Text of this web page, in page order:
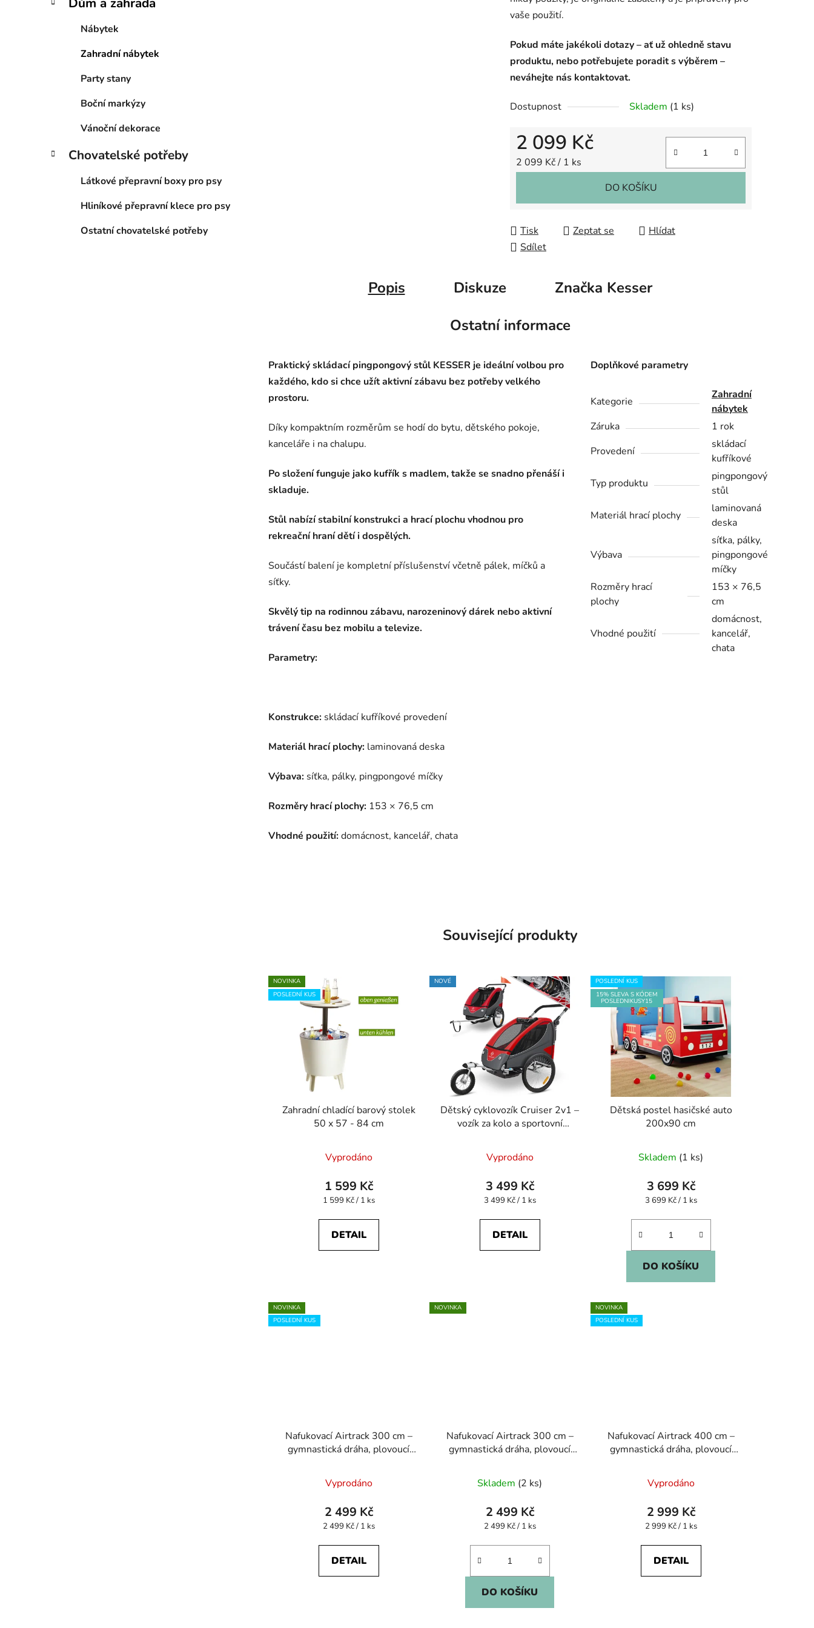
Nábytek
Zahradní nábytek
Party stany
Boční markýzy
Vánoční dekorace
Chovatelské potřeby
Látkové přepravní boxy pro psy
Hliníkové přepravní klece pro psy
Ostatní chovatelské potřeby
vaše použití.
Pokud máte jakékoli dotazy – ať už ohledně stavu
produktu, nebo potřebujete poradit s výběrem –
neváhejte nás kontaktovat.
Dostupnost Skladem (1 ks)
2 099 Kč
Měrná cena:
2 099 Kč / 1 ks
DO KOŠÍKU
Tisk Zeptat se
Hlídat
Sdílet
Popis Diskuze Značka Kesser
Ostatní informace
Praktický skládací pingpongový stůl KESSER je ideální volbou pro
každého, kdo si chce užít aktivní zábavu bez potřeby velkého
prostoru.
Díky kompaktním rozměrům se hodí do bytu, dětského pokoje,
kanceláře i na chalupu.
Po složení funguje jako kufřík s madlem, takže se snadno přenáší i
skladuje.
Stůl nabízí stabilní konstrukci a hrací plochu vhodnou pro
rekreační hraní dětí i dospělých.
Součástí balení je kompletní příslušenství včetně pálek, míčků a
síťky.
Skvělý tip na rodinnou zábavu, narozeninový dárek nebo aktivní
trávení času bez mobilu a televize.
Parametry:
Konstrukce: skládací kufříkové provedení
Materiál hrací plochy: laminovaná deska
Výbava: síťka, pálky, pingpongové míčky
Rozměry hrací plochy: 153 × 76,5 cm
Vhodné použití:domácnost, kancelář, chata
Doplňkové parametry
Kategorie
Zahradní
nábytek
Záruka
1 rok
Provedení
skládací
kufříkové
Typ produktu
pingpongový
stůl
Materiál hrací plochy
laminovaná
deska
Výbava
síťka, pálky,
pingpongové
míčky
Rozměry hrací
plochy
153 × 76,5
cm
Vhodné použití
domácnost,
kancelář,
chata
Související produkty
NOVINKA
POSLEDNÍ KUS
Zahradní chladící barový stolek
50 x 57 - 84 cm
Vyprodáno
1 599 Kč
Měrná
1 599 Kč / 1 ks
DETAIL
NOVÉ
Dětský cyklovozík Cruiser 2v1 –
vozík za kolo a sportovní
hodnocení
produktu
je
z
Vyprodáno
3 499 Kč
Měrná
3 499 Kč / 1 ks
DETAIL
POSLEDNÍ KUS
15% SLEVA S KÓDEM
POSLEDNIKUSY15
Dětská postel hasičské auto
200x90 cm
Skladem (1 ks)
3 699 Kč
Měrná
3 699 Kč / 1 ks
DO KOŠÍKU
NOVINKA
POSLEDNÍ KUS
Nafukovací Airtrack 300 cm –
gymnastická dráha, plovoucí
Vyprodáno
2 499 Kč
Měrná
2 499 Kč / 1 ks
DETAIL
NOVINKA
Nafukovací Airtrack 300 cm –
gymnastická dráha, plovoucí
Skladem (2 ks)
2 499 Kč
Měrná
2 499 Kč / 1 ks
DO KOŠÍKU
NOVINKA
POSLEDNÍ KUS
Nafukovací Airtrack 400 cm –
gymnastická dráha, plovoucí
Vyprodáno
2 999 Kč
Měrná
2 999 Kč / 1 ks
DETAIL